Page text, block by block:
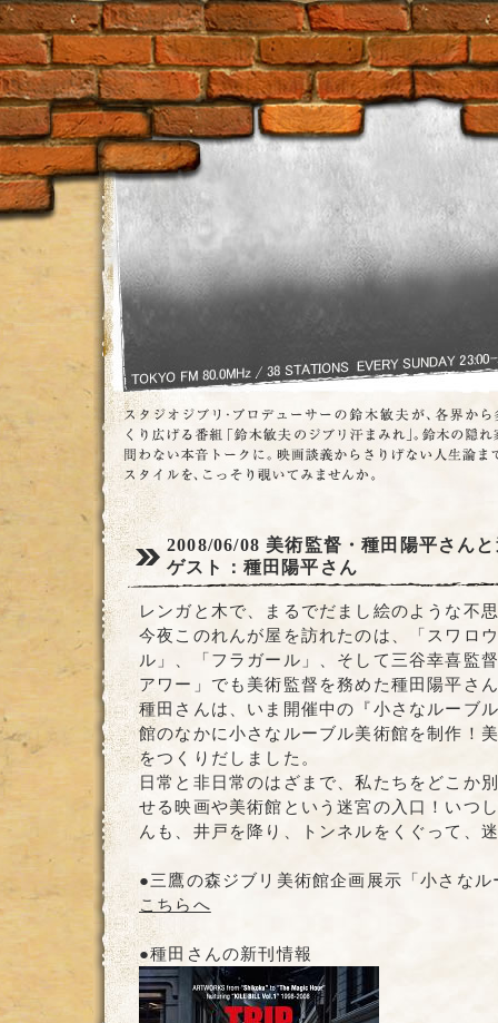
2008/06/08 美術監督・種田陽平さん
ゲスト：種田陽平さん
レンガと木で、まるでだまし絵のような不
今夜このれんが屋を訪れたのは、「スワロ
ル」、「フラガール」、そして三谷幸喜監
アワー」でも美術監督を務めた種田陽平さ
種田さんは、いま開催中の『小さなルーブ
館のなかに小さなルーブル美術館を制作！
をつくりだしました。
日常と非日常のはざまで、私たちをどこか
せる映画や美術館という迷宮の入口！いつ
んも、井戸を降り、トンネルをくぐって、
●三鷹の森ジブリ美術館企画展示「小さな
こちらへ
●種田さんの新刊情報